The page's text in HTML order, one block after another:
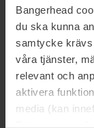
Bangerhead
du ska kunna
samtycke
våra tjänster,
relevant och
aktivera
media (kan
Oud'ish
100 ml
138 €